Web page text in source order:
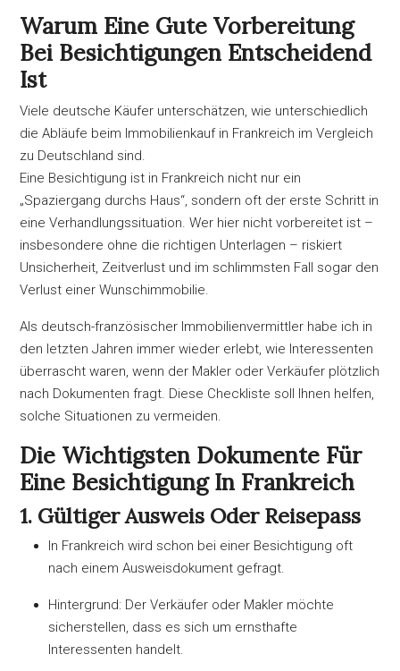
Warum Eine Gute Vorbereitung
Bei Besichtigungen Entscheidend
Ist
Viele deutsche Käufer unterschätzen, wie unterschiedlich
die Abläufe beim Immobilienkauf in Frankreich im Vergleich
zu Deutschland sind.
Eine Besichtigung ist in Frankreich nicht nur ein
„Spaziergang durchs Haus“, sondern oft der erste Schritt in
eine Verhandlungssituation. Wer hier nicht vorbereitet ist –
insbesondere ohne die richtigen Unterlagen – riskiert
Unsicherheit, Zeitverlust und im schlimmsten Fall sogar den
Verlust einer Wunschimmobilie.
Als deutsch-französischer Immobilienvermittler habe ich in
den letzten Jahren immer wieder erlebt, wie Interessenten
überrascht waren, wenn der Makler oder Verkäufer plötzlich
nach Dokumenten fragt. Diese Checkliste soll Ihnen helfen,
solche Situationen zu vermeiden.
Die Wichtigsten Dokumente Für
Eine Besichtigung In Frankreich
1. Gültiger Ausweis Oder Reisepass
In Frankreich wird schon bei einer Besichtigung oft
nach einem Ausweisdokument gefragt.
Hintergrund: Der Verkäufer oder Makler möchte
sicherstellen, dass es sich um ernsthafte
Interessenten handelt.